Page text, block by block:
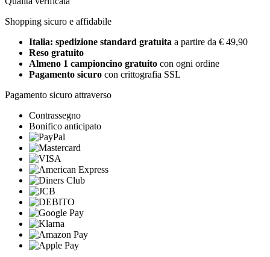
Shopping sicuro e affidabile
Italia: spedizione standard gratuita a partire da € 49,90
Reso gratuito
Almeno 1 campioncino gratuito con ogni ordine
Pagamento sicuro con crittografia SSL
Pagamento sicuro attraverso
Contrassegno
Bonifico anticipato